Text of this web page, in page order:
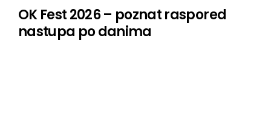
OK Fest 2026 – poznat raspored
nastupa po danima